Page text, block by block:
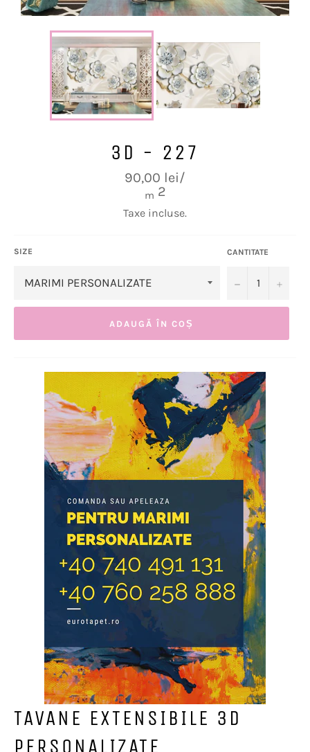
3D - 227
Preț
obișnuit
90,00 lei/
m 2
Taxe incluse.
SIZE CANTITATE
− +
ADAUGĂ ÎN COȘ
TAVANE EXTENSIBILE 3D
PERSONALIZATE